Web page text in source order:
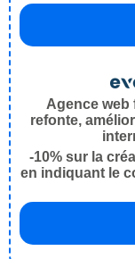
Agence web
refonte,
-10% sur la
en indiquant le